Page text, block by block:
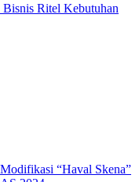
Ritel Kebutuhan
“Haval Skena”